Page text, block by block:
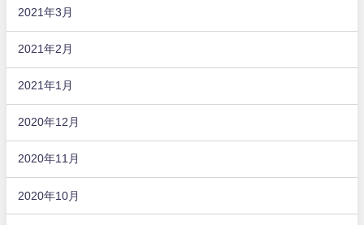
2021年3月
2021年2月
2021年1月
2020年12月
2020年11月
2020年10月